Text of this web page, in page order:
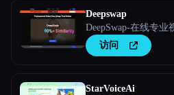
Deepswap
DeepSwap-在线专
访问
StarVoiceAi